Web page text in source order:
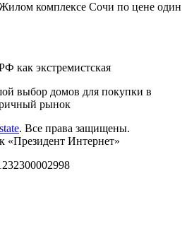
комплексе Сочи по цене один
как экстремистская
выбор домов для покупки в
рынок
. Все права защищены.
«Президент Интернет»